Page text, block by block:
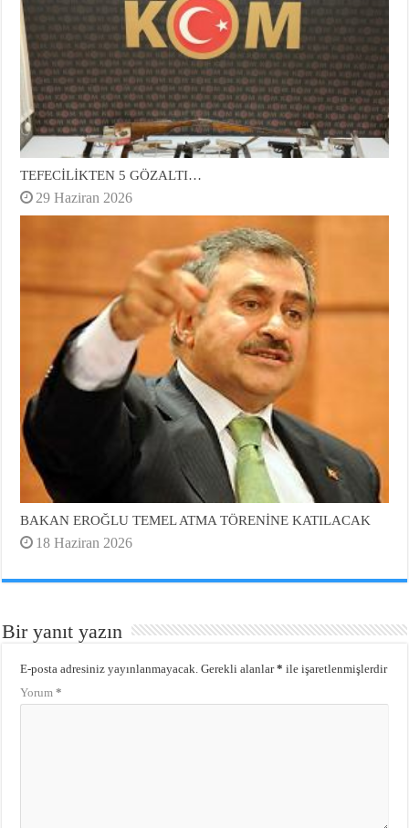
TEFECİLİKTEN 5 GÖZALTI…
29 Haziran 2026
BAKAN EROĞLU TEMEL ATMA TÖRENİNE KATILACAK
18 Haziran 2026
Bir yanıt yazın
E-posta adresiniz yayınlanmayacak. Gerekli alanlar* ile işaretlenmişlerdir
Yorum*